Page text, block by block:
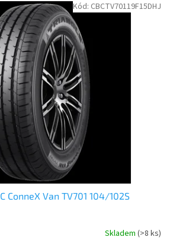
ConneX Van TV701 104/102S
Skladem (>8 ks)
Kód: CBCTV70119F15DHJ